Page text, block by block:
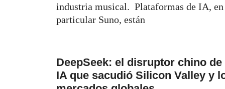
industria musical. Plataformas de IA, en
particular Suno, están
DeepSeek: el disruptor chino de
IA que sacudió Silicon Valley y